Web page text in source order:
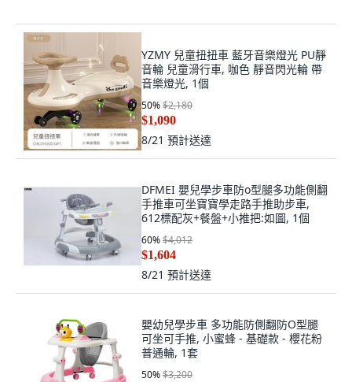
YZMY 兒童扭扭車 藍牙音樂燈光 PU靜
音輪 兒童滑行車, 咖色 靜音閃光輪 帶
音樂燈光, 1個
50%$2,180
$1,090
8/21 預計送達
DFMEI 嬰兒學步車防o型腿多功能側翻
手推車可坐寶寶學走路手推助步車,
612標配灰+餐盤+小推把:如圖, 1個
60%$4,012
$1,604
8/21 預計送達
嬰幼兒學步車 多功能防側翻防O型腿
可坐可手推, 小蜜蜂 - 基礎款 - 櫻花粉
普通輪, 1套
50%$3,200